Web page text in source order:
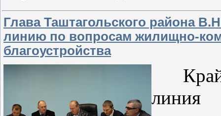
Глава Таштагольского района
линию по вопросам жилищно-
благоустройства
линия